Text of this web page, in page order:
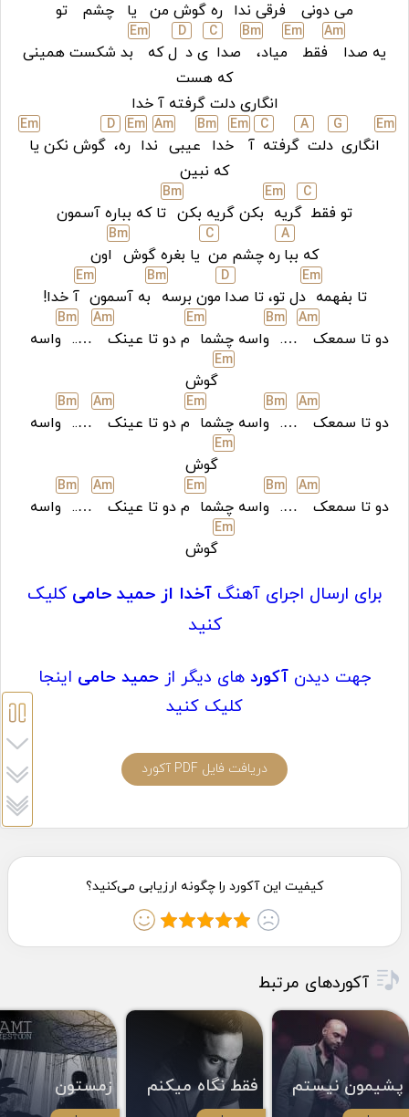
می دونی فرقی ندا ره گوش من یا چشم تو
یه صدا
Am
فقط
Em
میاد،
Bm
صدا
C
ی د
D
ل که
Em
بد شکست همینی
که هست
انگاری دلت گرفته آ خدا
Em
انگاری
G
دلت
A
گرفته
C
آ
Em
خدا
Bm
عیبی
Am
ندا
Em
ره،
D
گوش نکن یا
Em
که نبین
تو فقط
C
گریه
Em
بکن گریه بکن
Bm
تا که بباره آسمون
که ببا
A
ره چشم من
C
یا بغره گوش
Bm
اون
تا بفهمه
Em
دل تو، تا صدا
D
مون برسه
Bm
به آسمون
Em
آ خدا!
دو تا سمعک
Am
….
Bm
واسه چشما
Em
م دو تا عینک
Am
…..
Bm
واسه
Em
گوش
دو تا سمعک
Am
….
Bm
واسه چشما
Em
م دو تا عینک
Am
…..
Bm
واسه
Em
گوش
دو تا سمعک
Am
….
Bm
واسه چشما
Em
م دو تا عینک
Am
…..
Bm
واسه
Em
گوش
برای ارسال اجرای آهنگ آخدا از حمید حامی کلیک
کنید
جهت دیدن آکورد های دیگر از حمید حامی اینجا
کلیک کنید
دریافت فایل PDF آکورد
آکوردهای مرتبط
پشیمون نیستم فقط نگاه میکنم زمستون